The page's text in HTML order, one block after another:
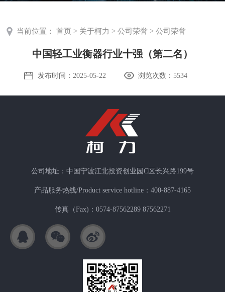
当前位置：首页 > 关于柯力 >公司荣誉 >公司荣誉
中国轻工业衡器行业十强（第二名）
发布时间：2025-05-22 浏览次数： 5534
公司地址：中国宁波江北投资创业园C区长兴路199号
产品服务热线/Product service hotline：400-887-4165
传真（Fax)：0574-87562289 87562271